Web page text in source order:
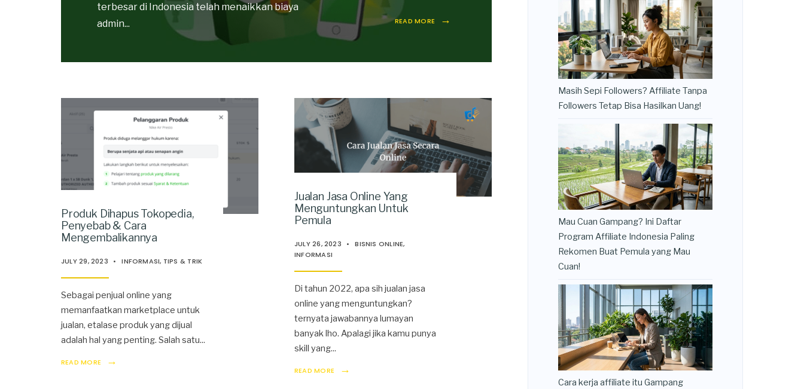
terbesar di Indonesia telah menaikkan biaya
admin... READ MORE →
Produk Dihapus Tokopedia,
Penyebab & Cara
Mengembalikannya
JULY 29, 2023 • INFORMASI, TIPS & TRIK
Sebagai penjual online yang
memanfaatkan marketplace untuk
jualan, etalase produk yang dijual
adalah hal yang penting. Salah satu...
READ MORE →
Jualan Jasa Online Yang
Menguntungkan Untuk
Pemula
JULY 26, 2023 • BISNIS ONLINE,
INFORMASI
Di tahun 2022, apa sih jualan jasa
online yang menguntungkan?
ternyata jawabannya lumayan
banyak lho. Apalagi jika kamu punya
skill yang...
READ MORE →
Masih Sepi Followers? Affiliate Tanpa
Followers Tetap Bisa Hasilkan Uang!
Mau Cuan Gampang? Ini Daftar
Program Affiliate Indonesia Paling
Rekomen Buat Pemula yang Mau
Cuan!
Cara kerja affiliate itu Gampang